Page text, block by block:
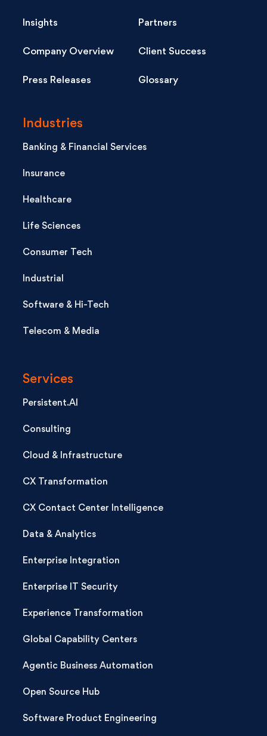
Insights Partners
Company Overview Client Success
Press Releases Glossary
Industries
Banking & Financial Services
Insurance
Healthcare
Life Sciences
Consumer Tech
Industrial
Software & Hi-Tech
Telecom & Media
Services
Persistent.AI
Consulting
Cloud & Infrastructure
CX Transformation
CX Contact Center Intelligence
Data & Analytics
Enterprise Integration
Enterprise IT Security
Experience Transformation
Global Capability Centers
Agentic Business Automation
Open Source Hub
Software Product Engineering